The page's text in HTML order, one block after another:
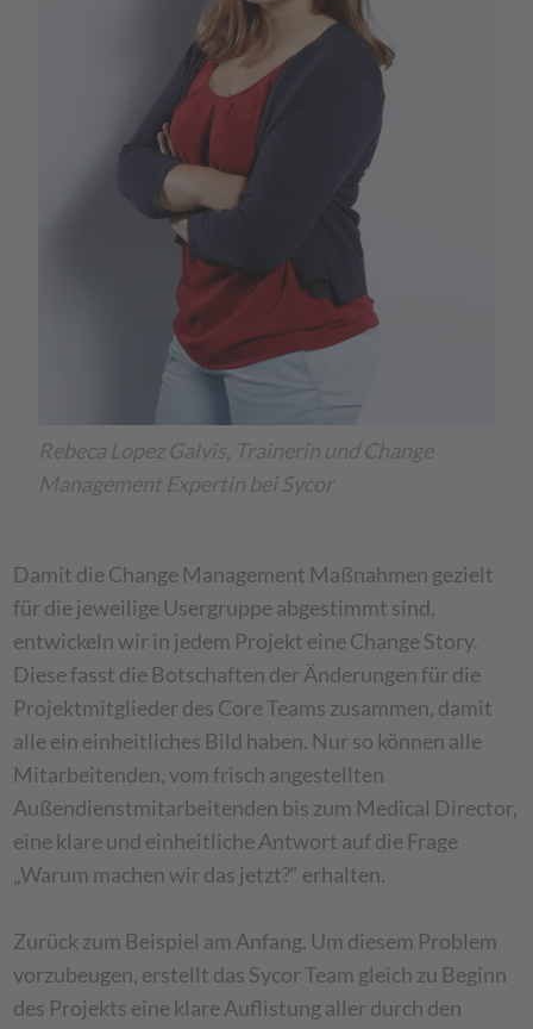
Rebeca Lopez Galvis, Trainerin und Change
Management Expertin bei Sycor
Damit die Change Management Maßnahmen gezielt
für die jeweilige Usergruppe abgestimmt sind,
entwickeln wir in jedem Projekt eine Change Story.
Diese fasst die Botschaften der Änderungen für die
Projektmitglieder des Core Teams zusammen, damit
alle ein einheitliches Bild haben. Nur so können alle
Mitarbeitenden, vom frisch angestellten
Außendienstmitarbeitenden bis zum Medical Director,
eine klare und einheitliche Antwort auf die Frage
„Warum machen wir das jetzt?“ erhalten.
Zurück zum Beispiel am Anfang. Um diesem Problem
vorzubeugen, erstellt das Sycor Team gleich zu Beginn
des Projekts eine klare Auflistung aller durch den